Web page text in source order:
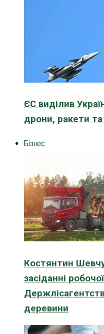
ЄС виділив
дрони, ракети
Бізнес
Костянтин
засіданні
деревини